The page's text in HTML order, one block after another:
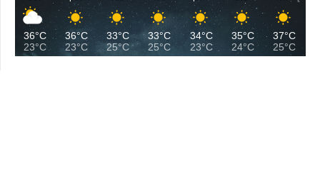
36°C
23°C
36°C
23°C
33°C
25°C
33°C
25°C
34°C
23°C
35°C
24°C
37°C
25°C